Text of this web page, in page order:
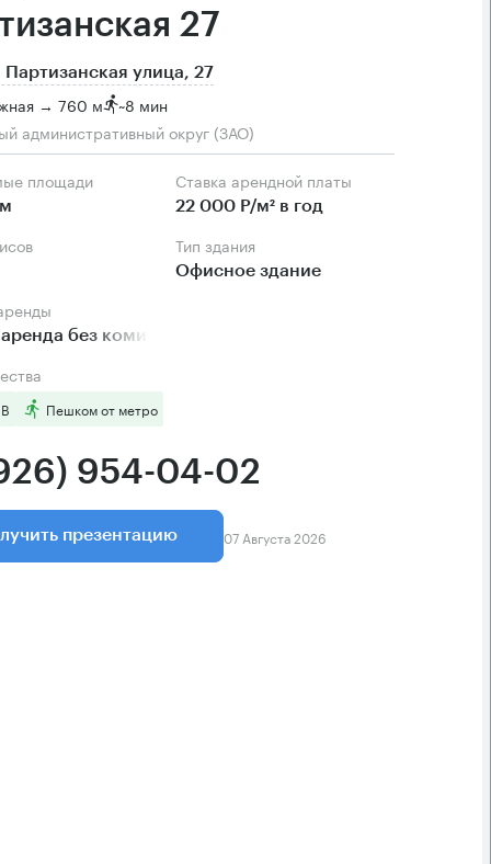
27
Партизанская улица, 27
→ 760 м ~8 мин
административный округ (ЗАО)
площади Ставка арендной платы
22 000 Р/м² в год
Тип здания
Офисное здание
без комиссии
Пешком от метро
954-04-02
презентацию 07 Августа 2026